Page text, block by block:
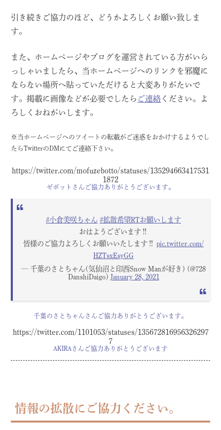
引き続きご協力のほど、どうかよろしくお願い致しま
す。
また、ホームページやブログを運営されている方がいら
っしゃいましたら、当ホームページへのリンクを邪魔に
ならない場所へ貼っていただけると大変ありがたいで
す。掲載に画像などが必要でしたら ご連絡 ください。よ
ろしくおねがいします。
※当ホームページへのツイートの転載がご迷惑をおかけするようでし
たらTwitterのDMにてご連絡下さい。
https://twitter.com/mofuzebotto/statuses/135294663417531
1872
ゼボットさんご協力ありがとうございます。
#小倉美咲ちゃん #拡散希望RTお願いします
おはようございます‼️
皆様のご協力よろしくお願いいたします‼️ pic.twitter.com/
HZTsxEsyGG
— 千葉のさとちゃん(気仙沼と印西Snow Manが好き) (@728
DanshiDaigo) January 28, 2021
千葉のさとちゃんさんご協力ありがとうございます。
https://twitter.com/1101053/statuses/135672816956326297
7
AKIRAさんご協力ありがとうございます
情報の拡散にご協力ください。